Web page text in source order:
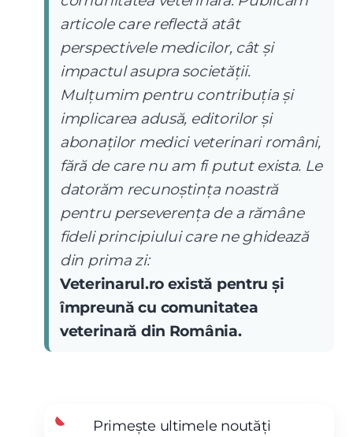
articole care reflectă atât
perspectivele medicilor, cât și
impactul asupra societății.
Mulțumim pentru contribuția și
implicarea adusă, editorilor și
abonaților medici veterinari români,
fără de care nu am fi putut exista. Le
datorăm recunoștința noastră
pentru perseverența de a rămâne
fideli principiului care ne ghidează
din prima zi:
Veterinarul.ro există pentru și
împreună cu comunitatea
veterinară din România.
Primește ultimele noutăți